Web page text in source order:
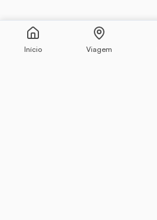
Início Viagem